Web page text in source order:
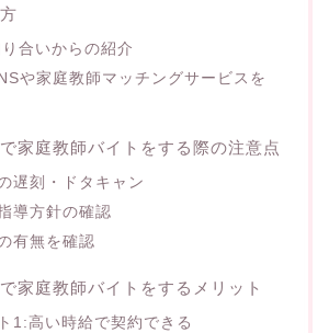
合いからの紹介
や家庭教師マッチングサービスを
家庭教師バイトをする際の注意点
遅刻・ドタキャン
導方針の確認
有無を確認
家庭教師バイトをするメリット
1:高い時給で契約できる